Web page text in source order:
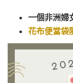
一個非洲婦
花布便當袋